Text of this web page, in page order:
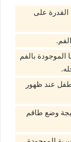
القدرة على
الموجودة بالفم
عند ظهور
وضع طاقم